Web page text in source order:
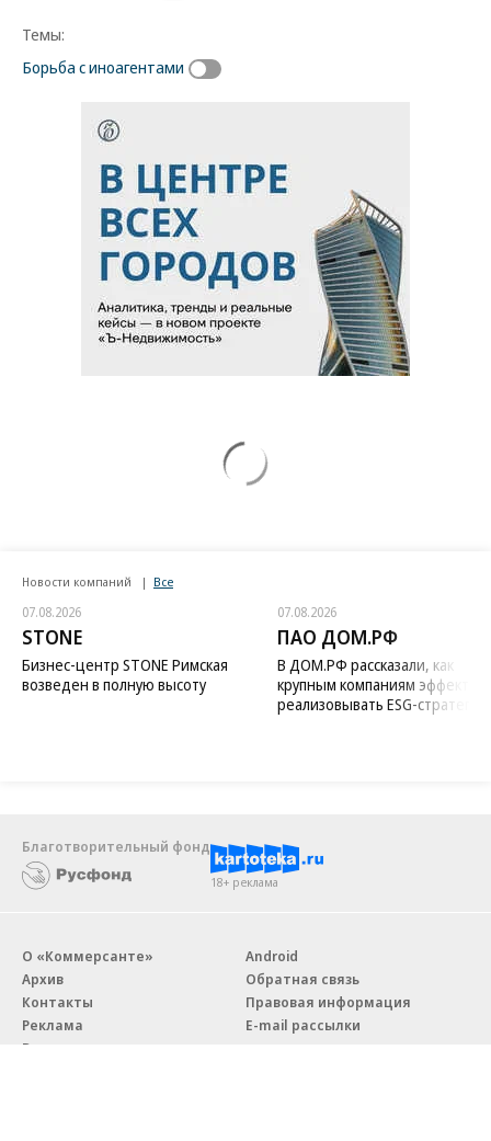
Темы:
Борьба с иноагентами
Новости компаний Все
07.08.2026
STONE
Бизнес-центр STONE Римская
возведен в полную высоту
07.08.2026
ПАО ДОМ.РФ
В ДОМ.РФ рассказали, как
крупным компаниям
реализовывать ESG-стратегию
Благотворительный фонд
18+ реклама
О «Коммерсанте»
Архив
Контакты
Реклама
Вакансии
Android
Обратная связь
Правовая информация
E-mail рассылки